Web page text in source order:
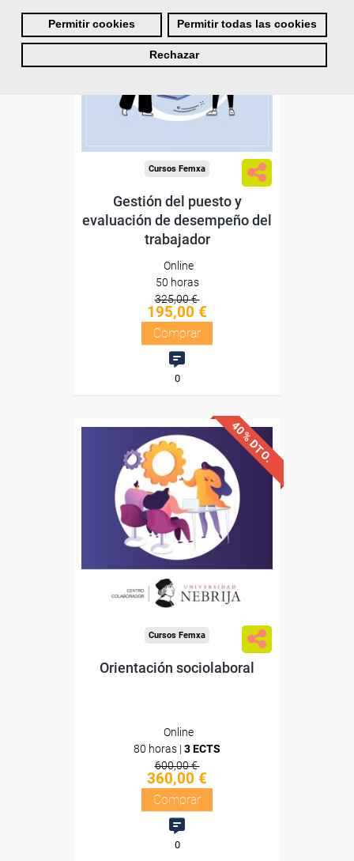
Permitir cookies Permitir todas las cookies
Rechazar
Descuentos especiales
Sin requisitos de acceso
Cursos Femxa
Gestión del puesto y
evaluación de desempeño del
trabajador
Online
50 horas
325,00 €
195,00 €
Comprar
0
40% DTO.
Descuentos especiales
Sin requisitos de acceso
Doble titulación
Compra segura
Cursos Femxa
Orientación sociolaboral
Online
80 horas | 3 ECTS
600,00 €
360,00 €
Comprar
0